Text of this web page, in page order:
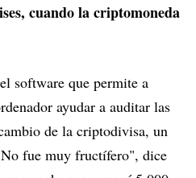
cuando la criptomoneda
software que permite a
ayudar a auditar las
de la criptodivisa, un
fue muy fructífero", dice